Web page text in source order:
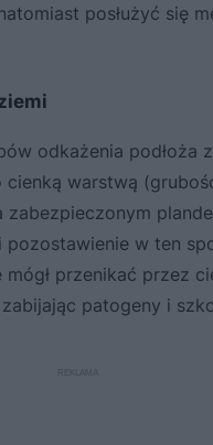
posłużyć się
odkażenia podłoża
warstwą
w ten
przenikać przez
patogeny i